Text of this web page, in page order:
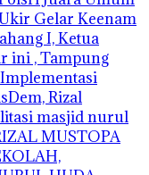
Gelar Keenam
I, Ketua
ini , Tampung
Implementasi
Rizal
masjid nurul
MUSTOPA